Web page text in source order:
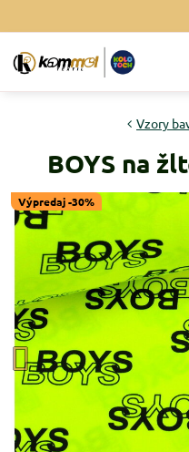
Výpredaj -30%
Vzory
BOYS na